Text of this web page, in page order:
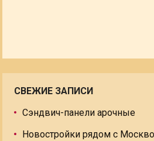
СВЕЖИЕ ЗАПИСИ
Сэндвич-панели арочные
Новостройки рядом с